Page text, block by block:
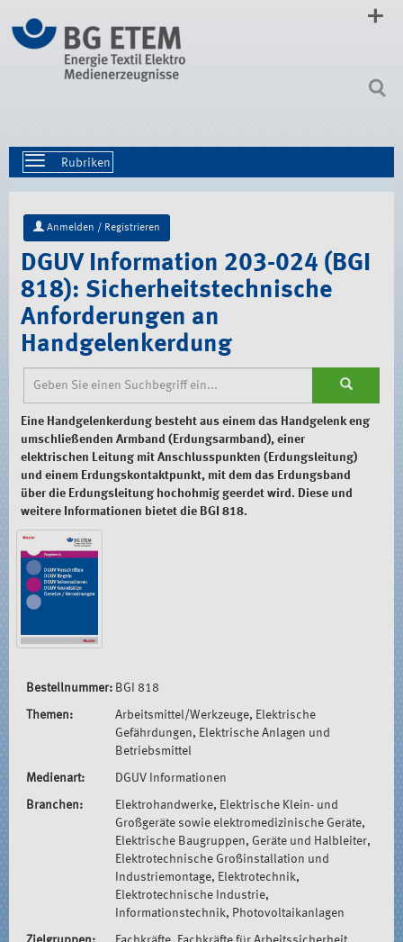
zum
Inhalt
Toggle
navigation
Anmelden / Registrieren
DGUV Information 203-024 (BGI
818): Sicherheitstechnische
Anforderungen an
Handgelenkerdung
Eine Handgelenkerdung besteht aus einem das Handgelenk eng
umschließenden Armband (Erdungsarmband), einer
elektrischen Leitung mit Anschlusspunkten (Erdungsleitung)
und einem Erdungskontaktpunkt, mit dem das Erdungsband
über die Erdungsleitung hochohmig geerdet wird. Diese und
weitere Informationen bietet die BGI 818.
Bestellnummer: BGI 818
Themen:
Arbeitsmittel/Werkzeuge, Elektrische
Gefährdungen, Elektrische Anlagen und
Betriebsmittel
Medienart: DGUV Informationen
Branchen:
Elektrohandwerke, Elektrische Klein- und
Großgeräte sowie elektromedizinische Geräte,
Elektrische Baugruppen, Geräte und Halbleiter,
Elektrotechnische Großinstallation und
Industriemontage, Elektrotechnik,
Elektrotechnische Industrie,
Informationstechnik, Photovoltaikanlagen